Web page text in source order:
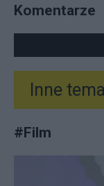
Komentarze
Inne
#Film